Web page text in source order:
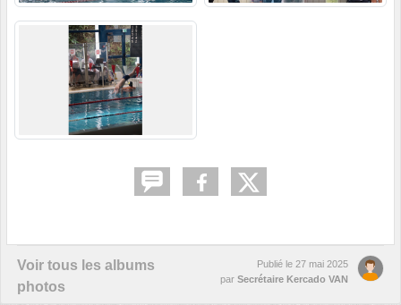
Voir tous les albums
photos
Publié le 27 mai 2025
par Secrétaire Kercado VAN